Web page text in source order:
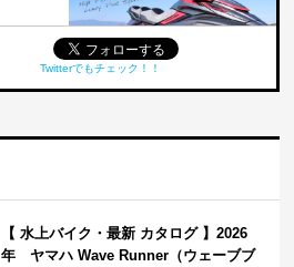
Twitterでもチェック！！
【 水上バイク・最新 カタログ 】2026
年 ヤマハ Wave Runner（ウェーブブ